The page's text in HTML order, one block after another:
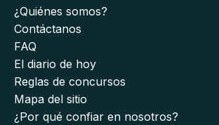
¿Quiénes somos?
Contáctanos
FAQ
El diario de hoy
Reglas de concursos
Mapa del sitio
¿Por qué confiar en nosotros?